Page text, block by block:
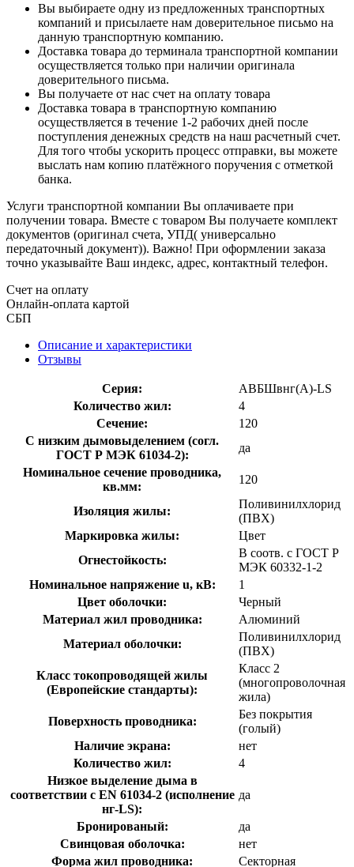
Вы выбираете одну из предложенных транспортных
компаний и присылаете нам доверительное письмо на
данную транспортную компанию.
Доставка товара до терминала транспортной компании
осуществляется только при наличии оригинала
доверительного письма.
Вы получаете от нас счет на оплату товара
Доставка товара в транспортную компанию
осуществляется в течение 1-2 рабочих дней после
поступления денежных средств на наш расчетный счет.
Для того чтобы ускорить процесс отправки, вы можете
выслать нам копию платёжного поручения с отметкой
банка.
Услуги транспортной компании Вы оплачиваете при
получении товара. Вместе с товаром Вы получаете комплект
документов (оригинал счета, УПД( универсально
передаточный документ)). Важно! При оформлении заказа
точно указывайте Ваш индекс, адрес, контактный телефон.
Счет на оплату
Онлайн-оплата картой
СБП
Описание и характеристики
Отзывы
Серия:
АВБШвнг(А)-LS
Количество жил:
4
Сечение:
120
С низким дымовыделением (согл.
ГОСТ Р МЭК 61034-2):
да
Номинальное сечение проводника,
кв.мм:
120
Изоляция жилы:
Поливинилхлорид
(ПВХ)
Маркировка жилы:
Цвет
Огнестойкость:
В соотв. с ГОСТ Р
МЭК 60332-1-2
Номинальное напряжение u, кВ:
1
Цвет оболочки:
Черный
Материал жил проводника:
Алюминий
Материал оболочки:
Поливинилхлорид
(ПВХ)
Класс токопроводящей жилы
(Европейские стандарты):
Класс 2
(многопроволочная
жила)
Поверхность проводника:
Без покрытия
(голый)
Наличие экрана:
нет
Количество жил:
4
Низкое выделение дыма в
соответствии с EN 61034-2 (исполнение
нг-LS):
да
Бронированый:
да
Свинцовая оболочка:
нет
Форма жил проводника:
Секторная